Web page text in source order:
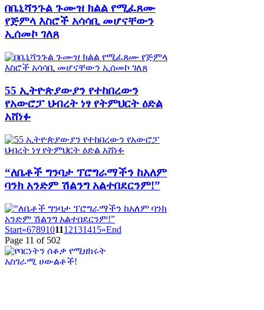
በቤኒሻንጉል ጉሙዝ ክልል የሚፈጸሙ
የጅምላ እስሮች አሳሳቢ መሆናቸውን
ኢሰመኮ ገለጸ
55 ኢትዮጵያውያን የተከበረውን
የአውሮፓ ህብረት ነፃ የትምህርት ዕድል
አሸነፉ
“ለቤቶች ግንባታ ፕሮግራማችን ከአለም
ባንክ አንድም ሽልንግ አልተበደርንም!”
Start«6789101112131415»End
Page 11 of 502